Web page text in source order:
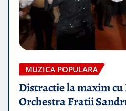
MUZICA POPULARA
Distractie la maxim cu
Orchestra Fratii